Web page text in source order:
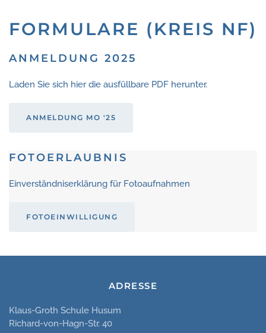
FORMULARE (KREIS NF)
ANMELDUNG 2025
Laden Sie sich hier die ausfüllbare PDF herunter.
ANMELDUNG MO '25
FOTOERLAUBNIS
Einverständniserklärung für Fotoaufnahmen
FOTOEINWILLIGUNG
ADRESSE
Klaus-Groth Schule Husum
Richard-von-Hagn-Str. 40